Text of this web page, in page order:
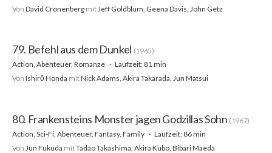
Von David Cronenberg mit Jeff Goldblum, Geena Davis, John Getz
79. Befehl aus dem Dunkel (1965)
Action, Abenteuer, Romanze
Laufzeit: 81 min
Von Ishirō Honda mitNick Adams, Akira Takarada, Jun Matsui
80. Frankensteins Monster jagen Godzillas Sohn (1967)
Action, Sci-Fi, Abenteuer, Fantasy, Family
Laufzeit: 86 min
Von Jun Fukuda mitTadao Takashima, Akira Kubo, Bibari Maeda